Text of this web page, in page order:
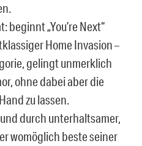
„You’re Next“
Home Invasion –
gelingt unmerklich
ohne dabei aber die
zu lassen.
und durch unterhaltsamer,
womöglich beste seiner